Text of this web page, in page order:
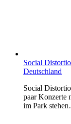
Social
Deutschland
Social
paar Konzerte
im Park